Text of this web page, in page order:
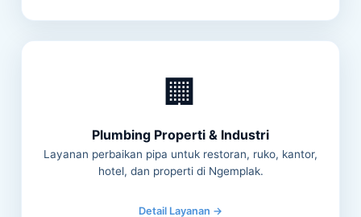
🏢
Plumbing Properti & Industri
Layanan perbaikan pipa untuk restoran, ruko, kantor,
hotel, dan properti di Ngemplak.
Detail Layanan →